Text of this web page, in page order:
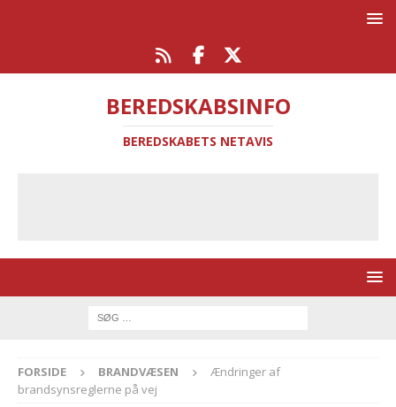
BEREDSKABSINFO
BEREDSKABETS NETAVIS
FORSIDE BRANDVÆSEN
Ændringer af
brandsynsreglerne på vej